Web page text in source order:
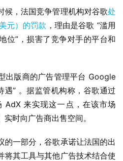
候，法国竞争管理机构对谷歌处
元）的罚款 ，理由是谷歌 “滥用
位”，损害了竞争对手的平台和
出版商的广告管理平台 Google
” 。据监管机构称，谷歌通过
AdX 来实现这一点，在该市场
时向广告商出售空间。
的一部分，谷歌承诺让法国的出
将其工具与其他广告技术结合使